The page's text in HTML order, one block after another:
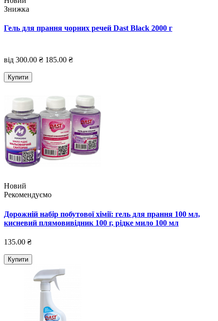
Знижка
Гель для прання чорних речей Dast Black 2000 г
від 300.00 ₴ 185.00 ₴
Купити
Новий
Рекомендуємо
Дорожній набір побутової хімії: гель для прання 100 мл,
кисневий плямовивідник 100 г, рідке мило 100 мл
135.00 ₴
Купити